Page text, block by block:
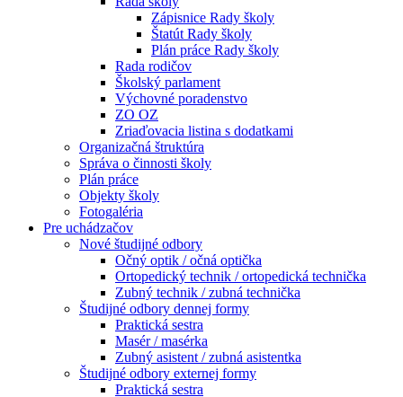
Zápisnice Rady školy
Štatút Rady školy
Plán práce Rady školy
Rada rodičov
Školský parlament
Výchovné poradenstvo
ZO OZ
Zriaďovacia listina s dodatkami
Organizačná štruktúra
Správa o činnosti školy
Plán práce
Objekty školy
Fotogaléria
Pre uchádzačov
Nové študijné odbory
Očný optik / očná optička
Ortopedický technik / ortopedická technička
Zubný technik / zubná technička
Študijné odbory dennej formy
Praktická sestra
Masér / masérka
Zubný asistent / zubná asistentka
Študijné odbory externej formy
Praktická sestra